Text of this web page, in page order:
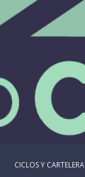
CICLOS Y CARTELERA